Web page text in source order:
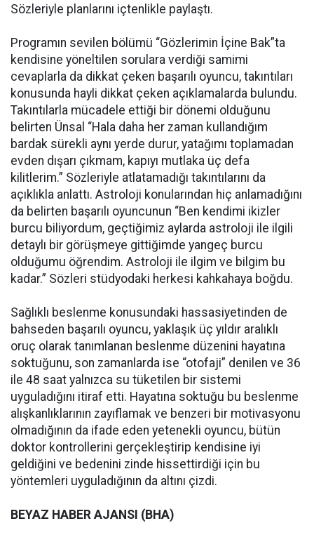
Sözleriyle planlarını içtenlikle paylaştı.
Programın sevilen bölümü “Gözlerimin İçine Bak”ta
kendisine yöneltilen sorulara verdiği samimi
cevaplarla da dikkat çeken başarılı oyuncu, takıntıları
konusunda hayli dikkat çeken açıklamalarda bulundu.
Takıntılarla mücadele ettiği bir dönemi olduğunu
belirten Ünsal “Hala daha her zaman kullandığım
bardak sürekli aynı yerde durur, yatağımı toplamadan
evden dışarı çıkmam, kapıyı mutlaka üç defa
kilitlerim.” Sözleriyle atlatamadığı takıntılarını da
açıklıkla anlattı. Astroloji konularından hiç anlamadığını
da belirten başarılı oyuncunun “Ben kendimi ikizler
burcu biliyordum, geçtiğimiz aylarda astroloji ile ilgili
detaylı bir görüşmeye gittiğimde yangeç burcu
olduğumu öğrendim. Astroloji ile ilgim ve bilgim bu
kadar.” Sözleri stüdyodaki herkesi kahkahaya boğdu.
Sağlıklı beslenme konusundaki hassasiyetinden de
bahseden başarılı oyuncu, yaklaşık üç yıldır aralıklı
oruç olarak tanımlanan beslenme düzenini hayatına
soktuğunu, son zamanlarda ise “otofaji” denilen ve 36
ile 48 saat yalnızca su tüketilen bir sistemi
uyguladığını itiraf etti. Hayatına soktuğu bu beslenme
alışkanlıklarının zayıflamak ve benzeri bir motivasyonu
olmadığının da ifade eden yetenekli oyuncu, bütün
doktor kontrollerini gerçekleştirip kendisine iyi
geldiğini ve bedenini zinde hissettirdiği için bu
yöntemleri uyguladığının da altını çizdi.
BEYAZ HABER AJANSI (BHA)